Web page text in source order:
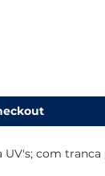
com tranca